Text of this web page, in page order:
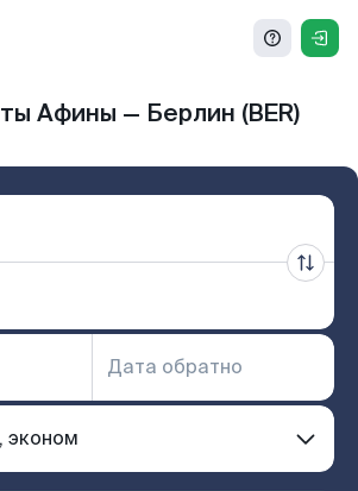
Афины — Берлин (BER)